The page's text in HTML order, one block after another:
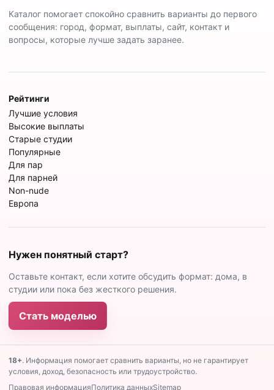
Каталог помогает спокойно сравнить варианты до первого
сообщения: город, формат, выплаты, сайт, контакт и
вопросы, которые лучше задать заранее.
Рейтинги
Лучшие условия
Высокие выплаты
Старые студии
Популярные
Для пар
Для парней
Non-nude
Европа
Нужен понятный старт?
Оставьте контакт, если хотите обсудить формат: дома, в
студии или пока без жесткого решения.
Стать моделью
18+. Информация помогает сравнить варианты, но не гарантирует
условия, доход, безопасность или трудоустройство.
Правовая информацияПолитика данныхSitemap